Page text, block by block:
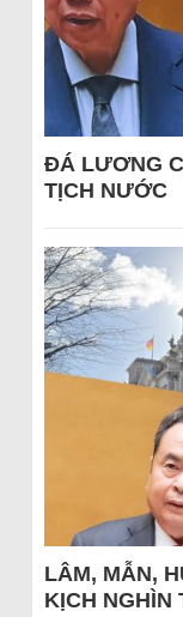
ĐÁ LƯƠNG
TỊCH NƯỚC
LÂM, MẪN,
KỊCH NGHÌN